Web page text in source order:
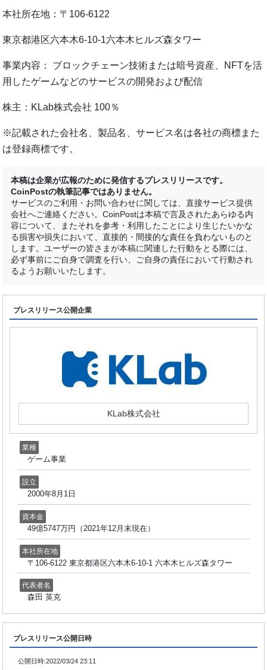
本社所在地：〒106-6122
東京都港区六本木6-10-1六本木ヒルズ森タワー
事業内容： ブロックチェーン技術または暗号資産、NFTを活
用したゲームなどのサービスの開発および配信
株主：KLab株式会社 100％
※記載された会社名、製品名、サービス名は各社の商標また
は登録商標です。
本稿は企業が広報のために発信するプレスリリースです。
CoinPostの執筆記事ではありません。
サービスのご利用・お問い合わせに関しては、直接サービス提供
会社へご連絡ください。CoinPostは本稿で言及されたあらゆる内
容について、またそれを参考・利用したことにより生じたいかな
る損害や損失において、直接的・間接的な責任を負わないものと
します。ユーザーの皆さまが本稿に関連した行動をとる際には、
必ず事前にご自身で調査を行い、ご自身の責任において行動され
るようお願いいたします。
プレスリリース公開企業
KLab株式会社
業種
ゲーム事業
設立
2000年8月1日
資本金
49億5747万円（2021年12月末現在）
本社所在地
〒106-6122 東京都港区六本木6-10-1 六本木ヒルズ森タワー
代表者名
森田 英克
プレスリリース公開日時
公開日時:2022/03/24 23:11